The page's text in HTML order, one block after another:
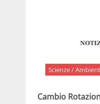
Scienze /
Cambio